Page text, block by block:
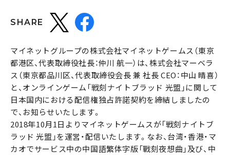
SHARE
マイネットグループの株式会社マイネットゲームス（東京
都港区、代表取締役社長：仲川 航一）は、株式会社マーベラ
ス（東京都品川区、代表取締役会長 兼 社長 CEO：中山 晴喜）
と、オンラインゲーム「戦刻ナイトブラッド 光盟」に関して
日本国内における配信権独占許諾契約を締結しましたの
で、お知らせいたします。
2018年10月1日よりマイネットゲームスが「戦刻ナイトブ
ラッド 光盟」を運営・配信いたします。なお、台湾・香港・マ
カオでサービス中の中国語繁体字版「戰刻夜想曲」及び、中